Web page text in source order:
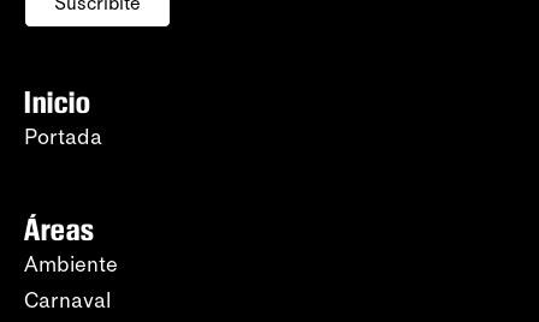
Inicio
Portada
Áreas
Ambiente
Carnaval